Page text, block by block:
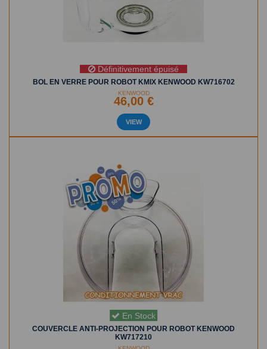
Définitivement épuisé
BOL EN VERRE POUR ROBOT KMIX KENWOOD KW716702
KENWOOD
46,00 €
VIEW
En Stock
COUVERCLE ANTI-PROJECTION POUR ROBOT KENWOOD
KW717210